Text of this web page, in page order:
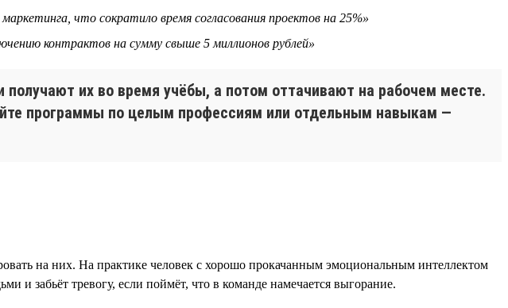
что сократило время согласования проектов на 25%»
контрактов на сумму свыше 5 миллионов рублей»
их во время учёбы, а потом оттачивают на рабочем месте.
программы по целым профессиям или отдельным навыкам —
на них. На практике человек с хорошо прокачанным эмоциональным интеллектом
забьёт тревогу, если поймёт, что в команде намечается выгорание.